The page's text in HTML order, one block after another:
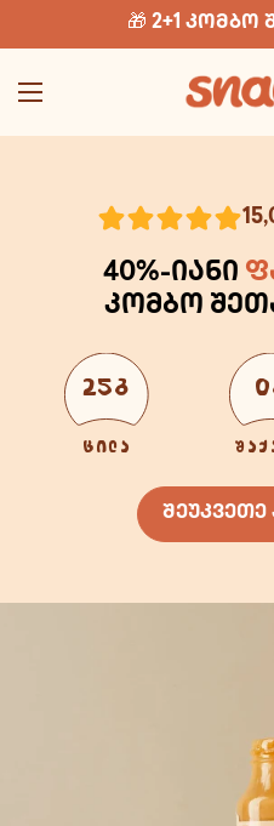
🎁 2+1 კომბო
40%-იანი
კომბო
25გ
ცილა